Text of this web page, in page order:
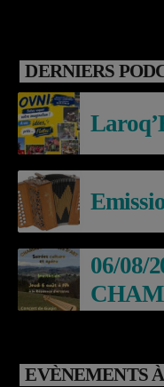
DERNIERS
06/08/
EVÈNEMENTS